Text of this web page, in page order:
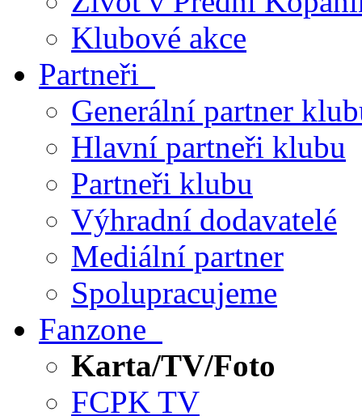
Klubové akce
Partneři
Generální partner
Hlavní partneři klubu
Partneři klubu
Výhradní dodavatelé
Mediální partner
Spolupracujeme
Fanzone
Karta/TV/Foto
FCPK TV